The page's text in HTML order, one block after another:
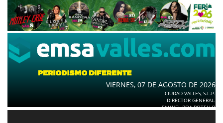
VIERNES, 07 DE AGOSTO DE 2026
CIUDAD VALLES, S.L.P.
DIRECTOR GENERAL.
SAMUEL ROA BOTELLO